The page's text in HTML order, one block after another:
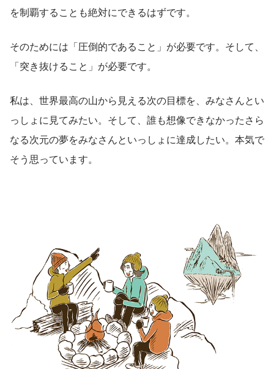
を制覇することも絶対にできるはずです。
そのためには「圧倒的であること」が必要です。そして、
「突き抜けること」が必要です。
私は、世界最高の山から見える次の目標を、みなさんとい
っしょに見てみたい。そして、誰も想像できなかったさら
なる次元の夢をみなさんといっしょに達成したい。本気で
そう思っています。